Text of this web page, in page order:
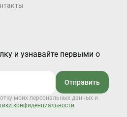
и узнавайте первыми о
Отправить
моих персональных данных и
конфиденциальности